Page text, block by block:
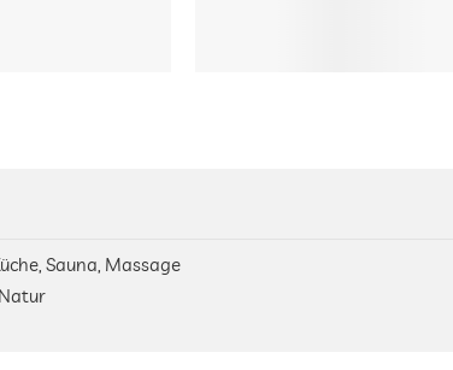
Sauna, Massage